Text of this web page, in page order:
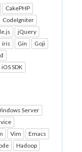
CakePHP
CodeIgniter
jQuery
iris Gin
Goji
iOS SDK
Server
Vim
Emacs
Hadoop